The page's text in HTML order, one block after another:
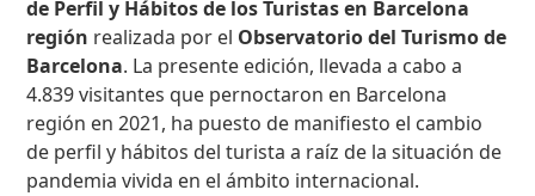
de Perfil y Hábitos de los Turistas en Barcelona
región realizada por el Observatorio del Turismo de
Barcelona. La presente edición, llevada a cabo a
4.839 visitantes que pernoctaron en Barcelona
región en 2021, ha puesto de manifiesto el cambio
de perfil y hábitos del turista a raíz de la situación de
pandemia vivida en el ámbito internacional.